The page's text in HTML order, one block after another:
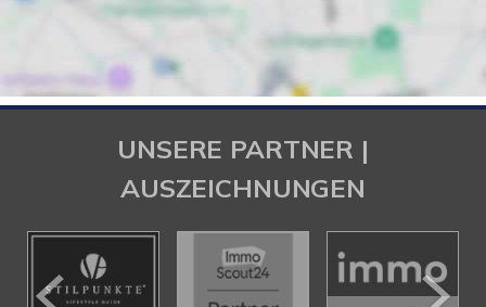
UNSERE PARTNER |
AUSZEICHNUNGEN